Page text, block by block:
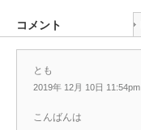
コメント
とも
2019年 12月 10日 11:54pm
こんばんは